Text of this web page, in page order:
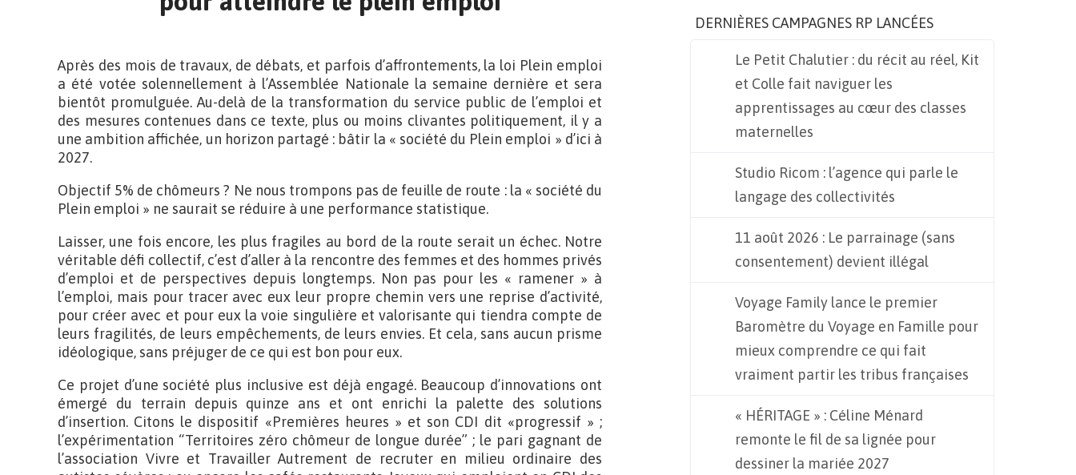
Après des mois de travaux, de débats, et parfois d’affrontements, la loi Plein emploi
a été votée solennellement à l’Assemblée Nationale la semaine dernière et sera
bientôt promulguée. Au-delà de la transformation du service public de l’emploi et
des mesures contenues dans ce texte, plus ou moins clivantes politiquement, il y a
une ambition affichée, un horizon partagé : bâtir la « société du Plein emploi » d’ici à
2027.
Objectif 5% de chômeurs ? Ne nous trompons pas de feuille de route : la « société du
Plein emploi » ne saurait se réduire à une performance statistique.
Laisser, une fois encore, les plus fragiles au bord de la route serait un échec. Notre
véritable défi collectif, c’est d’aller à la rencontre des femmes et des hommes privés
d’emploi et de perspectives depuis longtemps. Non pas pour les « ramener » à
l’emploi, mais pour tracer avec eux leur propre chemin vers une reprise d’activité,
pour créer avec et pour eux la voie singulière et valorisante qui tiendra compte de
leurs fragilités, de leurs empêchements, de leurs envies. Et cela, sans aucun prisme
idéologique, sans préjuger de ce qui est bon pour eux.
Ce projet d’une société plus inclusive est déjà engagé. Beaucoup d’innovations ont
émergé du terrain depuis quinze ans et ont enrichi la palette des solutions
d’insertion. Citons le dispositif «Premières heures » et son CDI dit «progressif » ;
l’expérimentation “Territoires zéro chômeur de longue durée” ; le pari gagnant de
l’association Vivre et Travailler Autrement de recruter en milieu ordinaire des
DERNIÈRES CAMPAGNES RP LANCÉES
Le Petit Chalutier : du récit au réel, Kit
et Colle fait naviguer les
apprentissages au cœur des classes
maternelles
Studio Ricom : l’agence qui parle le
langage des collectivités
11 août 2026 : Le parrainage (sans
consentement) devient illégal
Voyage Family lance le premier
Baromètre du Voyage en Famille pour
mieux comprendre ce qui fait
vraiment partir les tribus françaises
« HÉRITAGE » : Céline Ménard
remonte le fil de sa lignée pour
dessiner la mariée 2027